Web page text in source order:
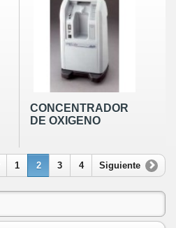
CONCENTRADOR
DE OXIGENO
1 2 3 4 Siguiente